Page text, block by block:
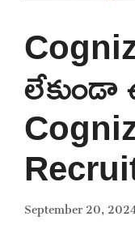
లేకుండా
September 20,